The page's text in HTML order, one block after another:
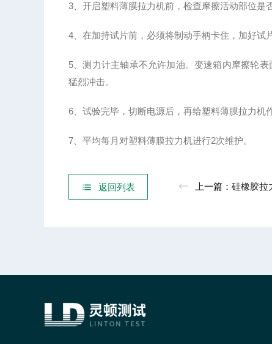
3、开启塑料薄膜拉力机前，检查摩擦活动部位是
4、在加持试片前，必须将制动手柄卡住，加好试
5、测力计主轴承不允许加油。变速箱内摩擦轮
猛烈冲击。
6、试验完毕，切断电源后，再给塑料薄膜拉力机
7、平均每月对塑料薄膜拉力机进行2次维护。
返回列表 上一篇： 硅橡胶拉力试